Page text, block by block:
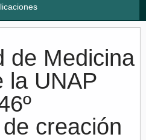
de Medicina
la UNAP
creación